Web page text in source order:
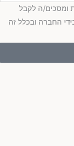
ומסכים/ה לקבל
החברה ובכלל זה